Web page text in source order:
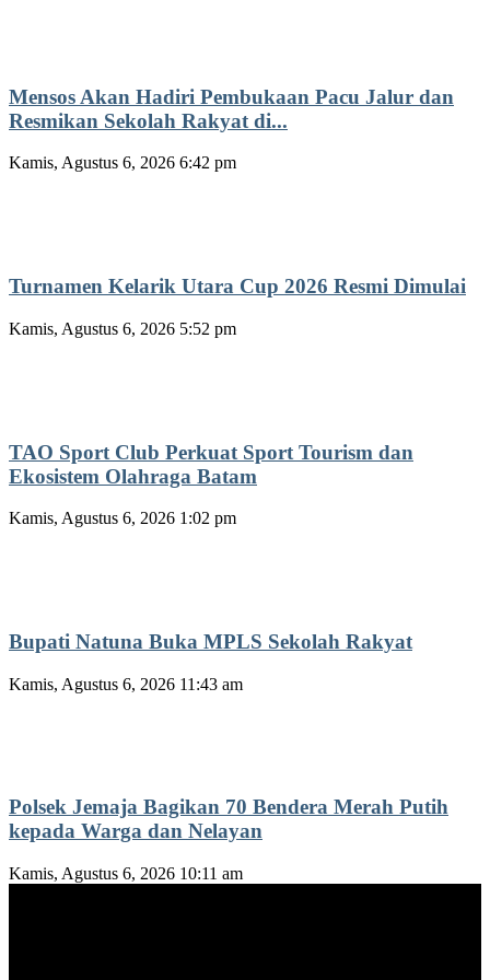
Mensos Akan Hadiri Pembukaan Pacu Jalur dan
Resmikan Sekolah Rakyat di...
Kamis, Agustus 6, 2026 6:42 pm
Turnamen Kelarik Utara Cup 2026 Resmi Dimulai
Kamis, Agustus 6, 2026 5:52 pm
TAO Sport Club Perkuat Sport Tourism dan
Ekosistem Olahraga Batam
Kamis, Agustus 6, 2026 1:02 pm
Bupati Natuna Buka MPLS Sekolah Rakyat
Kamis, Agustus 6, 2026 11:43 am
Polsek Jemaja Bagikan 70 Bendera Merah Putih
kepada Warga dan Nelayan
Kamis, Agustus 6, 2026 10:11 am